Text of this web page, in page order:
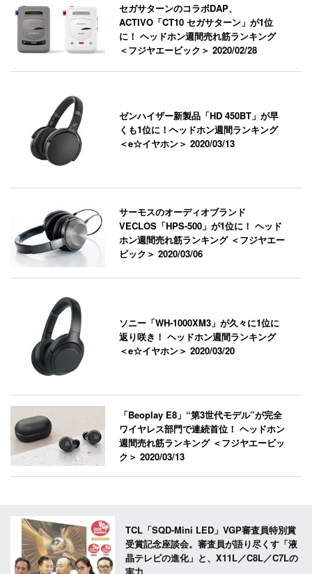
セガサターンのコラボDAP、
ACTIVO「CT10 セガサターン」が1位
に！ ヘッドホン週間売れ筋ランキング
＜フジヤエービック＞2020/02/28
ゼンハイザー新製品「HD 450BT」が早
くも1位に！ヘッドホン週間ランキング
＜e☆イヤホン＞2020/03/13
サーモスのオーディオブランド
VECLOS「HPS-500」が1位に！ ヘッド
ホン週間売れ筋ランキング ＜フジヤエー
ビック＞2020/03/06
ソニー「WH-1000XM3」が久々に1位に
返り咲き！ ヘッドホン週間ランキング
＜e☆イヤホン＞2020/03/20
「Beoplay E8」“第3世代モデル”が完全
ワイヤレス部門で連続首位！ ヘッドホン
週間売れ筋ランキング ＜フジヤエービッ
ク＞2020/03/13
TCL「SQD-Mini LED」VGP審査員特別賞
受賞記念座談会。審査員が語り尽くす「液
晶テレビの進化」と、X11L／C8L／C7Lの